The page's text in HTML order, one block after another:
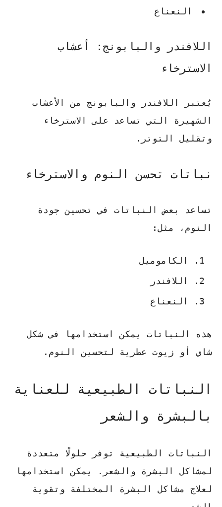
النعناع
اللافندر والبابونج: أعشاب
الاسترخاء
يُعتبر اللافندر والبابونج من الأعشاب
الشهيرة التي تساعد على الاسترخاء
وتقليل التوتر.
نباتات تحسن النوم والاسترخاء
تساعد بعض النباتات في تحسين جودة
النوم، مثل:
الكاموميل
اللافندر
النعناع
هذه النباتات يمكن استخدامها في شكل
شاي أو زيوت عطرية لتحسين النوم.
النباتات الطبيعية للعناية
بالبشرة والشعر
النباتات الطبيعية توفر حلولًا متعددة
لمشاكل البشرة والشعر. يمكن استخدامها
لعلاج مشاكل البشرة المختلفة وتقوية